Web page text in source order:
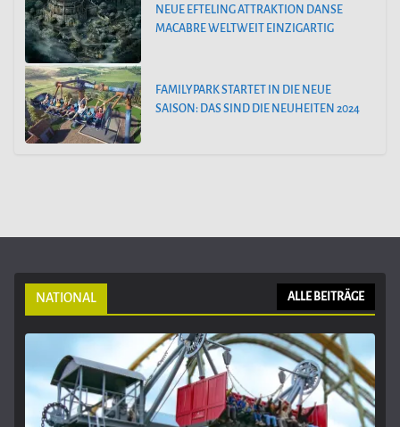
NEUE EFTELING ATTRAKTION DANSE
MACABRE WELTWEIT EINZIGARTIG
FAMILYPARK STARTET IN DIE NEUE
SAISON: DAS SIND DIE NEUHEITEN 2024
NATIONAL ALLE BEITRÄGE